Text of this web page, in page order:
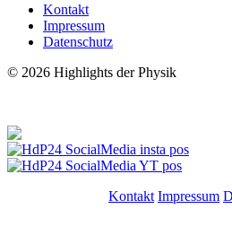
Kontakt
Impressum
Datenschutz
© 2026 Highlights der Physik
Kontakt Impressum